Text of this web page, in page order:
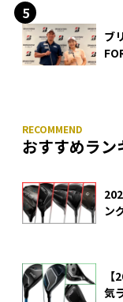
ブ
おすすめラン
ン
気